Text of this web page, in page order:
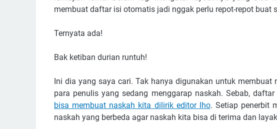
membuat daftar isi otomatis jadi nggak perlu repot-repot buat
Ternyata ada!
Bak ketiban durian runtuh!
Ini dia yang saya cari. Tak hanya digunakan untuk
para penulis yang sedang menggarap naskah. Sebab,
bisa membuat naskah kita dilirik editor lho. Setiap penerbit
naskah yang berbeda agar naskah kita bisa di terima dan